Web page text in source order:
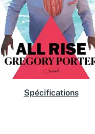
Spécifications